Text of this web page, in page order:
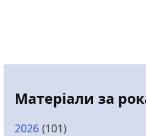
Матеріали за
2026 (101)